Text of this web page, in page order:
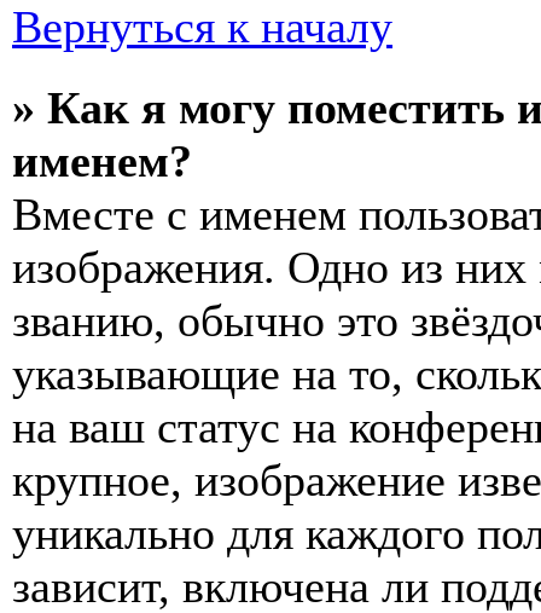
Вернуться к началу
» Как я могу поместить
именем?
Вместе с именем
изображения. Одно из
званию, обычно это
указывающие на то,
на ваш статус на
крупное, изображение
уникально для каждого
зависит, включена ли